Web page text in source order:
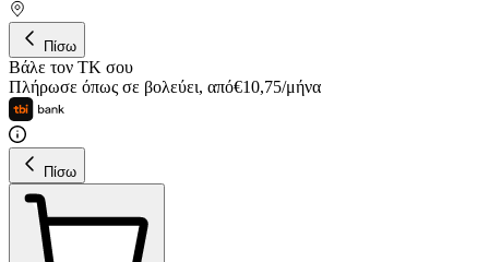
Πίσω
Βάλε τον ΤΚ σου
Πλήρωσε όπως σε βολεύει, από€10,75/μήνα
Πίσω